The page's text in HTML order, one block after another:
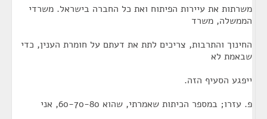
משרתות את עיירות הפיתוח ואת כל החברה בישראל. משרדי
הממשלה, משרד
החינוך והתרבות, צריכים לתת את דעתם על חומרת הענין, כדי
שבאמת לא
ייפגע הסעיף הזה.
פ. עזרו; במספר הכיתות שאמרתי, שהוא 60-70-80, אני